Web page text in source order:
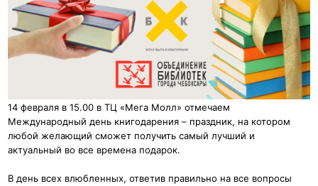
14 февраля в 15.00 в ТЦ «Мега Молл» отмечаем
Международный день книгодарения – праздник, на котором
любой желающий сможет получить самый лучший и
актуальный во все времена подарок.
В день всех влюбленных, ответив правильно на все вопросы